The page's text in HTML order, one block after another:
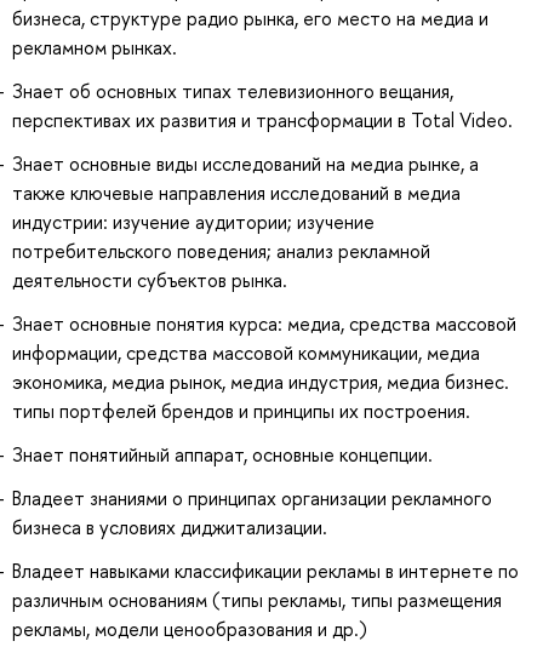
бизнеса, структуре радио рынка, его место на медиа и
рекламном рынках.
Знает об основных типах телевизионного вещания,
перспективах их развития и трансформации в Total Video.
Знает основные виды исследований на медиа рынке, а
также ключевые направления исследований в медиа
индустрии: изучение аудитории; изучение
потребительского поведения; анализ рекламной
деятельности субъектов рынка.
Знает основные понятия курса: медиа, средства массовой
информации, средства массовой коммуникации, медиа
экономика, медиа рынок, медиа индустрия, медиа бизнес.
типы портфелей брендов и принципы их построения.
Знает понятийный аппарат, основные концепции.
Владеет знаниями о принципах организации рекламного
бизнеса в условиях диджитализации.
Владеет навыками классификации рекламы в интернете по
различным основаниям (типы рекламы, типы размещения
рекламы, модели ценообразования и др.)